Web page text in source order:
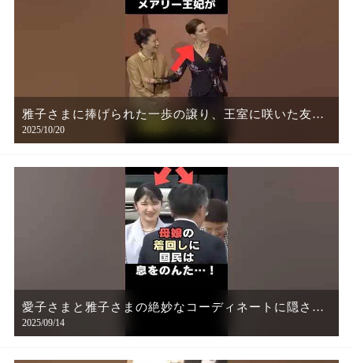
雅子さまに捧げられた一歩の譲り、王室に咲いた友情
の花
2025/10/20
愛子さまと雅子さまの絶妙なコーディネートに隠され
た意味
2025/09/14